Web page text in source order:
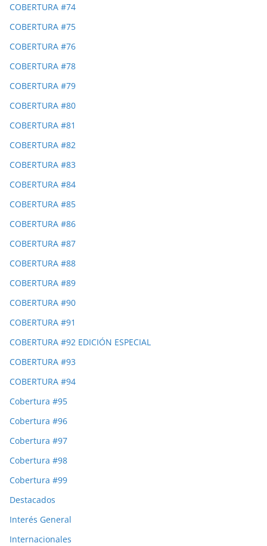
COBERTURA #74
COBERTURA #75
COBERTURA #76
COBERTURA #78
COBERTURA #79
COBERTURA #80
COBERTURA #81
COBERTURA #82
COBERTURA #83
COBERTURA #84
COBERTURA #85
COBERTURA #86
COBERTURA #87
COBERTURA #88
COBERTURA #89
COBERTURA #90
COBERTURA #91
COBERTURA #92 EDICIÓN ESPECIAL
COBERTURA #93
COBERTURA #94
Cobertura #95
Cobertura #96
Cobertura #97
Cobertura #98
Cobertura #99
Destacados
Interés General
Internacionales